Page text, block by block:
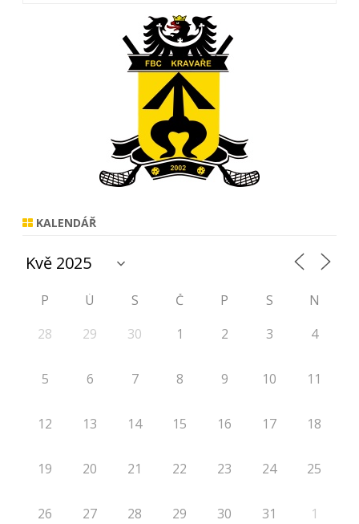
KALENDÁŘ
P Ú S Č P S
N
28
29 30 1 2 3 4
5 6 7 8 9 10 11
12 13 14 15 16 17 18
19 20 21 22 23 24 25
26 27 28 29 30 31 1